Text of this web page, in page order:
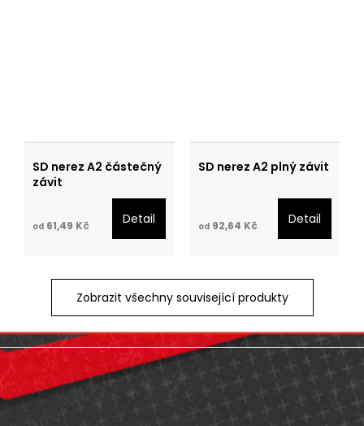
SD nerez A2 částečný
závit
od 61,49 Kč Detail
SD nerez A2 plný závit
od 92,64 Kč Detail
Zobrazit všechny související produkty
Z
á
p